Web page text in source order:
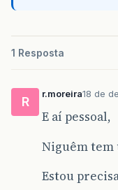
1 Resposta
R
r.moreira18 de
E aí pessoal,
Niguêm tem
Estou